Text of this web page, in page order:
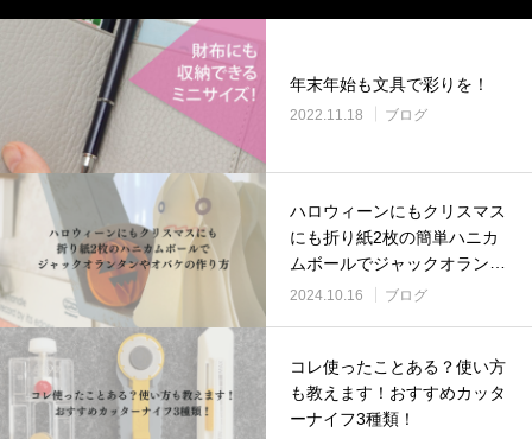
年末年始も文具で彩りを！
2022.11.18 ブログ
ハロウィーンにもクリスマス
にも折り紙2枚の簡単ハニカ
ムボールでジャックオランタ
ンやオバケの作り方
2024.10.16 ブログ
コレ使ったことある？使い方
も教えます！おすすめカッタ
ーナイフ3種類！